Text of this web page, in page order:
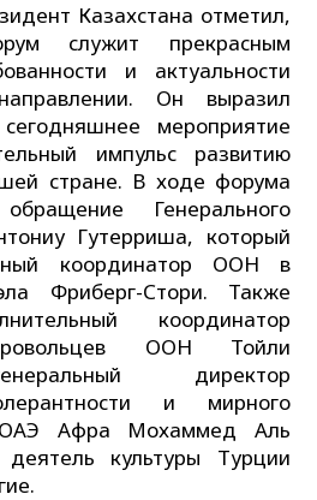
Казахстана отметил,
служит прекрасным
и актуальности
Он выразил
мероприятие
импульс развитию
стране. В ходе форума
Генерального
Гутерриша, который
координатор ООН в
Фриберг-Стори. Также
координатор
ООН Тойли
директор
и мирного
ОАЭ Афра Мохаммед Аль
культуры Турции